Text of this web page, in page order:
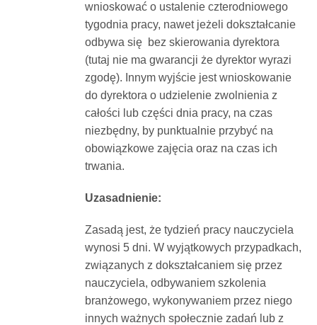
wnioskować o ustalenie czterodniowego
tygodnia pracy, nawet jeżeli dokształcanie
odbywa się bez skierowania dyrektora
(tutaj nie ma gwarancji że dyrektor wyrazi
zgodę). Innym wyjście jest wnioskowanie
do dyrektora o udzielenie zwolnienia z
całości lub części dnia pracy, na czas
niezbędny, by punktualnie przybyć na
obowiązkowe zajęcia oraz na czas ich
trwania.
Uzasadnienie:
Zasadą jest, że tydzień pracy nauczyciela
wynosi 5 dni. W wyjątkowych przypadkach,
związanych z dokształcaniem się przez
nauczyciela, odbywaniem szkolenia
branżowego, wykonywaniem przez niego
innych ważnych społecznie zadań lub z